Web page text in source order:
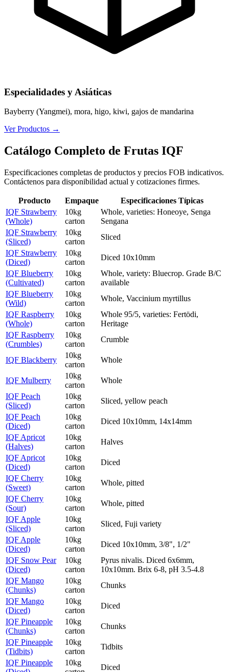
Especialidades y Asiáticas
Bayberry (Yangmei), mora, higo, kiwi, gajos de mandarina
Ver Productos →
Catálogo Completo de Frutas IQF
Especificaciones completas de productos y precios FOB indicativos.
Contáctenos para disponibilidad actual y cotizaciones firmes.
Producto Empaque
Especificaciones Típicas
IQF Strawberry
(Whole)
10kg
carton
Whole, varieties: Honeoye, Senga
Sengana
IQF Strawberry
(Sliced)
10kg
carton
Sliced
IQF Strawberry
(Diced)
10kg
carton
Diced 10x10mm
IQF Blueberry
(Cultivated)
10kg
carton
Whole, variety: Bluecrop. Grade B/C
available
IQF Blueberry
(Wild)
10kg
carton
Whole, Vaccinium myrtillus
IQF Raspberry
(Whole)
10kg
carton
Whole 95/5, varieties: Fertödi,
Heritage
IQF Raspberry
(Crumbles)
10kg
carton
Crumble
IQF Blackberry
10kg
carton
Whole
IQF Mulberry
10kg
carton
Whole
IQF Peach
(Sliced)
10kg
carton
Sliced, yellow peach
IQF Peach
(Diced)
10kg
carton
Diced 10x10mm, 14x14mm
IQF Apricot
(Halves)
10kg
carton
Halves
IQF Apricot
(Diced)
10kg
carton
Diced
IQF Cherry
(Sweet)
10kg
carton
Whole, pitted
IQF Cherry
(Sour)
10kg
carton
Whole, pitted
IQF Apple
(Sliced)
10kg
carton
Sliced, Fuji variety
IQF Apple
(Diced)
10kg
carton
Diced 10x10mm, 3/8", 1/2"
IQF Snow Pear
(Diced)
10kg
carton
Pyrus nivalis. Diced 6x6mm,
10x10mm. Brix 6-8, pH 3.5-4.8
IQF Mango
(Chunks)
10kg
carton
Chunks
IQF Mango
(Diced)
10kg
carton
Diced
IQF Pineapple
(Chunks)
10kg
carton
Chunks
IQF Pineapple
(Tidbits)
10kg
carton
Tidbits
IQF Pineapple
10kg
Diced